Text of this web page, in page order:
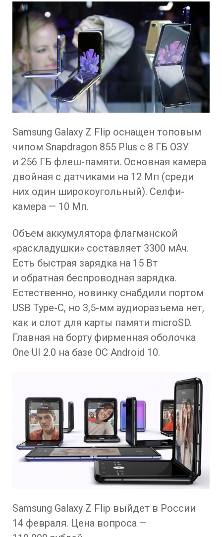
Samsung Galaxy Z Flip оснащен топовым
чипом Snapdragon 855 Plus с 8 ГБ ОЗУ
и 256 ГБ флеш-памяти. Основная камера
двойная с датчиками на 12 Мп (среди
них один широкоугольный). Селфи-
камера — 10 Мп.
Объем аккумулятора флагманской
«раскладушки» составляет 3300 мАч.
Есть быстрая зарядка на 15 Вт
и обратная беспроводная зарядка.
Естественно, новинку снабдили портом
USB Type-C, но 3,5-мм аудиоразъема нет,
как и слот для карты памяти microSD.
Главная на борту фирменная оболочка
One UI 2.0 на базе ОС Android 10.
Samsung Galaxy Z Flip выйдет в России
14 февраля. Цена вопроса —